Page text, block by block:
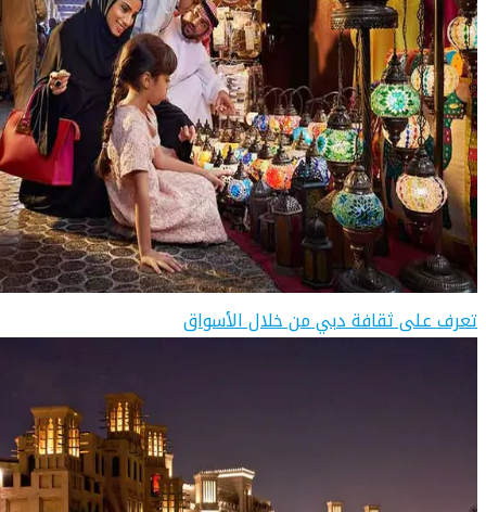
تعرف على ثقافة دبي من خلال الأسواق